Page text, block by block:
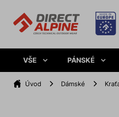
VŠE PÁNSKÉ
Úvod Dámské